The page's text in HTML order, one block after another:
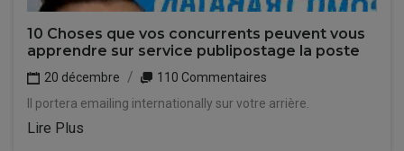
10 Choses que vos concurrents peuvent vous
apprendre sur service publipostage la poste
20 décembre
110 Commentaires
Il portera emailing internationally sur votre arrière.
Lire Plus